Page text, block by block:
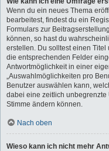
Wenn du ein neues Thema
bearbeitest, findest du ein
Formulars zur
können, so hast du
erstellen. Du solltest einen
die entsprechenden Felder
Antwortmöglichkeit in einer
„Auswahlmöglichkeiten pro
Benutzer auswählen kann,
dabei eine zeitlich
Stimme ändern können.
Nach oben
Wieso kann ich nicht mehr